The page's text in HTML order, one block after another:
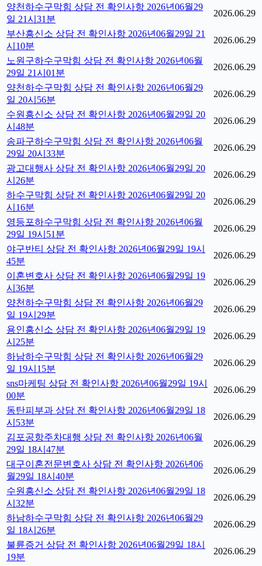
양천하수구막힘 상담 전 확인사항 2026년06월29
일 21시31분
2026.06.29
부산흥신소 상담 전 확인사항 2026년06월29일 21
시10분
2026.06.29
노원구하수구막힘 상담 전 확인사항 2026년06월
29일 21시01분
2026.06.29
양천하수구막힘 상담 전 확인사항 2026년06월29
일 20시56분
2026.06.29
수원흥신소 상담 전 확인사항 2026년06월29일 20
시48분
2026.06.29
송파구하수구막힘 상담 전 확인사항 2026년06월
29일 20시33분
2026.06.29
광고대행사 상담 전 확인사항 2026년06월29일 20
시26분
2026.06.29
하수구막힘 상담 전 확인사항 2026년06월29일 20
시16분
2026.06.29
영등포하수구막힘 상담 전 확인사항 2026년06월
29일 19시51분
2026.06.29
야구반티 상담 전 확인사항 2026년06월29일 19시
45분
2026.06.29
이혼변호사 상담 전 확인사항 2026년06월29일 19
시36분
2026.06.29
양천하수구막힘 상담 전 확인사항 2026년06월29
일 19시29분
2026.06.29
용인흥신소 상담 전 확인사항 2026년06월29일 19
시25분
2026.06.29
하남하수구막힘 상담 전 확인사항 2026년06월29
일 19시15분
2026.06.29
sns마케팅 상담 전 확인사항 2026년06월29일 19시
00분
2026.06.29
동탄피부과 상담 전 확인사항 2026년06월29일 18
시53분
2026.06.29
김포공항주차대행 상담 전 확인사항 2026년06월
29일 18시47분
2026.06.29
대구이혼전문변호사 상담 전 확인사항 2026년06
월29일 18시40분
2026.06.29
수원흥신소 상담 전 확인사항 2026년06월29일 18
시32분
2026.06.29
하남하수구막힘 상담 전 확인사항 2026년06월29
일 18시26분
2026.06.29
불륜증거 상담 전 확인사항 2026년06월29일 18시
19분
2026.06.29